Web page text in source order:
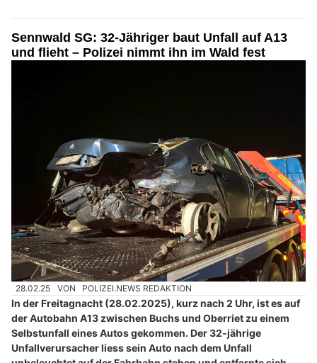
Sennwald SG: 32-Jähriger baut Unfall auf A13
und flieht – Polizei nimmt ihn im Wald fest
28.02.25 VON POLIZEI.NEWS REDAKTION
In der Freitagnacht (28.02.2025), kurz nach 2 Uhr, ist es auf
der Autobahn A13 zwischen Buchs und Oberriet zu einem
Selbstunfall eines Autos gekommen. Der 32-jährige
Unfallverursacher liess sein Auto nach dem Unfall